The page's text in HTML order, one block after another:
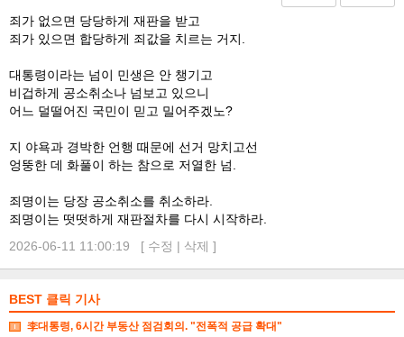
죄가 없으면 당당하게 재판을 받고
죄가 있으면 합당하게 죄값을 치르는 거지.
대통령이라는 넘이 민생은 안 챙기고
비겁하게 공소취소나 넘보고 있으니
어느 덜떨어진 국민이 믿고 밀어주겠노?
지 야욕과 경박한 언행 때문에 선거 망치고선
엉뚱한 데 화풀이 하는 참으로 저열한 넘.
죄명이는 당장 공소취소를 취소하라.
죄명이는 떳떳하게 재판절차를 다시 시작하라.
2026-06-11 11:00:19 [ 수정 | 삭제 ]
BEST 클릭 기사
李대통령, 6시간 부동산 점검회의. "전폭적 공급 확대"